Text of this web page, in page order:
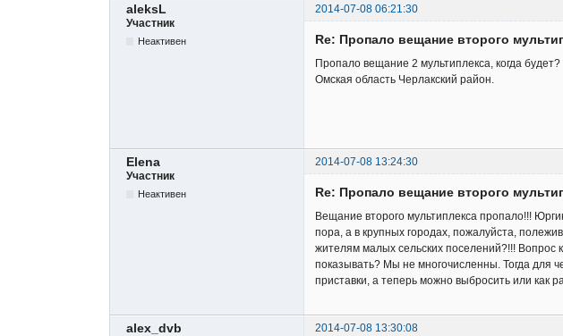
aleksL
2014-07-08 06:21:30
Участник
Неактивен Re: Пропало вещание второго
Пропало вещание 2 мультиплекса, когда будет?
Омская область Черлакский район.
Elena
2014-07-08 13:24:30
Участник
Неактивен Re: Пропало вещание второго
Вещание второго мультиплекса пропало!!!
пора, а в крупных городах, пожалуйста,
жителям малых сельских поселений?!!! Вопрос
показывать? Мы не многочисленны. Тогда для
приставки, а теперь можно выбросить или как
alex_dvb 2014-07-08 13:30:08